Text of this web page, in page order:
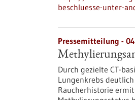
beschluesse-unter-
Pressemitteilung -
Durch gezielte CT-
Lungenkrebs
Raucherhistorie